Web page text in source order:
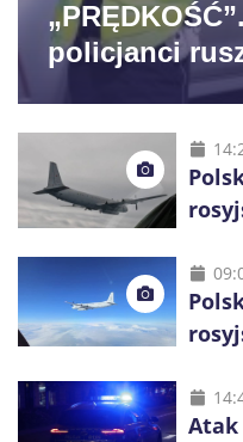
policjanci
Atak